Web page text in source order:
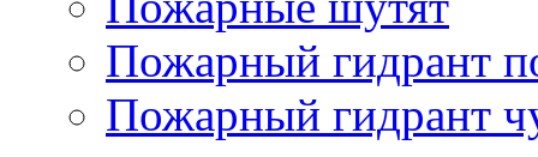
Пожарный гидрант
Пожарный гидрант